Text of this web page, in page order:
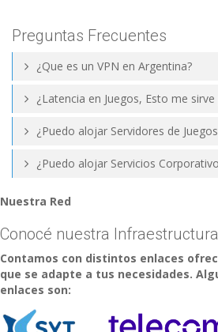
Preguntas Frecuentes
¿Que es un VPN en Argentina?
¿Latencia en Juegos, Esto me
¿Puedo alojar Servidores de
¿Puedo alojar Servicios
Nuestra Red
Conocé nuestra Infraestructura
Contamos con distintos enlaces
que se adapte a tus necesidades.
enlaces son: